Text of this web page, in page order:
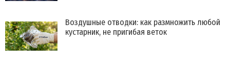
Воздушные отводки: как размножить любой
кустарник, не пригибая веток